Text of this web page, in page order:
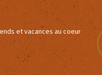
et vacances au coeur